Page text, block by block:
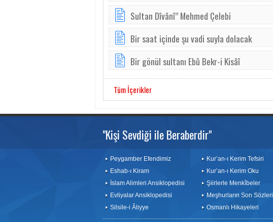
Sultan Dîvânî” Mehmed Çelebi
Bir saat içinde şu vadi suyla dolacak
Bir gönül sultanı Ebû Bekr-i Kisâî
Tüm İçerikler
"Kişi Sevdiği ile Beraberdir"
Peygamber Efendimiz
Eshab-ı Kiram
İslam Alimleri Ansiklopedisi
Evliyalar Ansiklopedisi
Silsile-i Âliyye
Kur’an-ı Kerim Tefsiri
Kur’an-ı Kerim Oku
Şiirlerle Menkîbeler
Meşhurların Son Sözleri
Osmanlı Hikayeleri